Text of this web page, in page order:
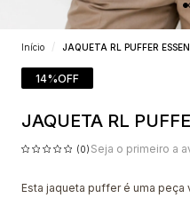
Início JAQUETA RL PUFFER
14%OFF
JAQUETA RL
(0) Seja o primeiro a
Esta jaqueta puffer é uma peça